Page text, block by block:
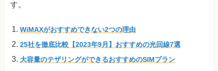
す。
WiMAXがおすすめできない2つの理由
25社を徹底比較【2023年9月】おすすめの光回線7選
大容量のテザリングができるおすすめのSIMプラン